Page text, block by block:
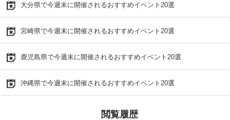
大分県で今週末に開催されるおすすめイベント20選
宮崎県で今週末に開催されるおすすめイベント20選
鹿児島県で今週末に開催されるおすすめイベント20選
沖縄県で今週末に開催されるおすすめイベント20選
閲覧履歴